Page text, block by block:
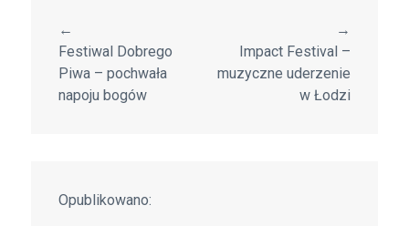
←
Festiwal Dobrego
Piwa – pochwała
napoju bogów
→
Impact Festival –
muzyczne uderzenie
w Łodzi
Opublikowano: